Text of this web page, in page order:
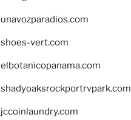
unavozparadios.com
shoes-vert.com
elbotanicopanama.com
shadyoaksrockportrvpark.com
jccoinlaundry.com